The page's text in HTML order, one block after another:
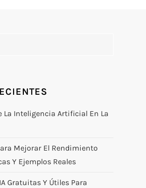
La Inteligencia Artificial En La
Mejorar El Rendimiento
Y Ejemplos Reales
Gratuitas Y Útiles Para